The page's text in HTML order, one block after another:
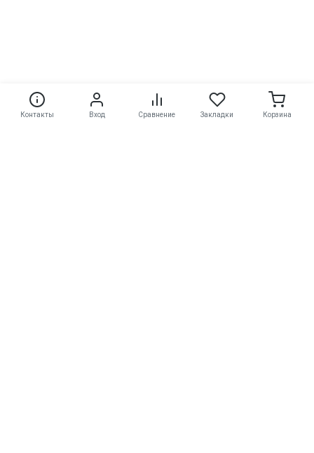
Контакты Вход Сравнение Закладки Корзина